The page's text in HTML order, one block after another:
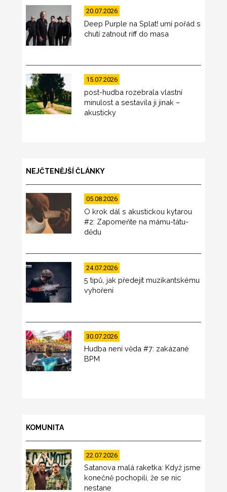
20.07.2026
Deep Purple na Splat! umí pořád s
chutí zatnout riff do masa
15.07.2026
post-hudba rozebrala vlastní
minulost a sestavila ji jinak –
akusticky
NEJČTENĚJŠÍ ČLÁNKY
05.08.2026
O krok dál s akustickou kytarou
#2: Zapomeňte na mámu-tátu-
dědu
24.07.2026
5 tipů, jak předejít muzikantskému
vyhoření
30.07.2026
Hudba není věda #7: zakázané
BPM
KOMUNITA
22.07.2026
Satanova malá raketka: Když jsme
konečně pochopili, že se nic
nestane